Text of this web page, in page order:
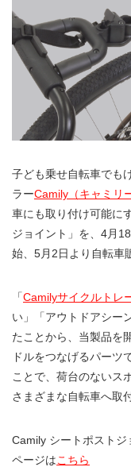
子ども乗せ自転車でも
ラーCamily（キャミリ
車にも取り付け可能に
ジョイント」を、4月
始、5月2日より自転車
「Camilyサイクルトレ
い」「アウトドアシー
たことから、当製品を
ドルをつなげるパーツ
ことで、荷台のないス
さまざまな自転車へ取
Camily シートポスト
ページはこちら